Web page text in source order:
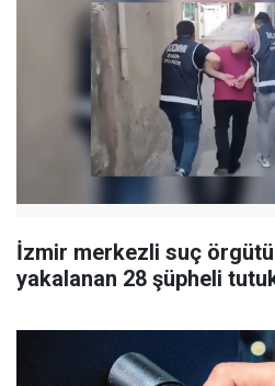
İzmir merkezli suç
yakalanan 28 şüpheli